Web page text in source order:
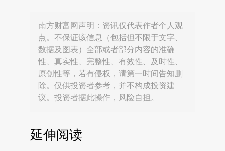
南方财富网声明：资讯仅代表作者个人观
点。不保证该信息（包括但不限于文字、
数据及图表）全部或者部分内容的准确
性、真实性、完整性、有效性、及时性、
原创性等，若有侵权，请第一时间告知删
除。仅供投资者参考，并不构成投资建
议。投资者据此操作，风险自担。
延伸阅读